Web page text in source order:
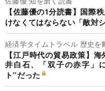
【佐藤優の1分読書】国際
けなくてはならない「敵対
経済学タイムトラベル 歴史
【江戸時代の貿易政策】
井白石、「双子の赤字」
ト”だった